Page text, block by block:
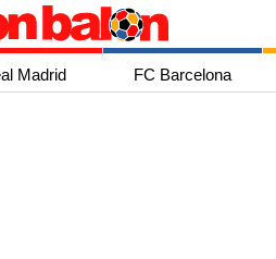
Madrid FC Barcelona